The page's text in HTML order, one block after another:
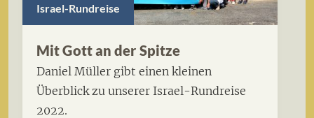
Israel-Rundreise
Mit Gott an der Spitze
Daniel Müller gibt einen kleinen
Überblick zu unserer Israel-Rundreise
2022.